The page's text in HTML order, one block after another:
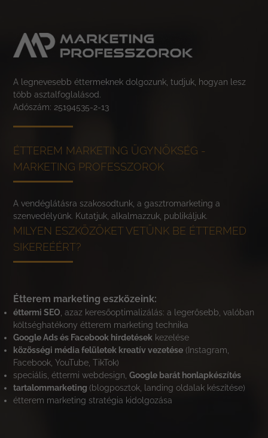
A legnevesebb éttermeknek dolgozunk, tudjuk, hogyan lesz
több asztalfoglalásod.
Adószám: 25194535-2-13
ÉTTEREM MARKETING ÜGYNÖKSÉG -
MARKETING PROFESSZOROK
A vendéglátásra szakosodtunk, a gasztromarketing a
szenvedélyünk. Kutatjuk, alkalmazzuk, publikáljuk.
MILYEN ESZKÖZÖKET VETÜNK BE ÉTTERMED
SIKEREÉÉRT?
Étterem marketing eszközeink:
éttermi SEO, azaz keresőoptimalizálás: a legerősebb, valóban
költséghatékony étterem marketing technika
Google Ads és Facebook hirdetések kezelése
közösségi média felületek kreatív vezetése (Instagram,
Facebook, YouTube, TikTok)
speciális, éttermi webdesign,Google barát honlapkészítés
tartalommarketing(blogposztok, landing oldalak készítése)
étterem marketing stratégia kidolgozása